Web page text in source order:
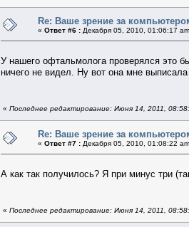
Re: Ваше зрение за
« Ответ #6 : Декабря 05, 2010, 01:06:17
У нашего офтальмолога проверялся это
ничего не видел. Ну вот она мне
« Последнее редактирование: Июня 14, 2011,
Re: Ваше зрение за
« Ответ #7 : Декабря 05, 2010, 01:08:22
А как так получилось? Я при минус три
« Последнее редактирование: Июня 14, 2011,